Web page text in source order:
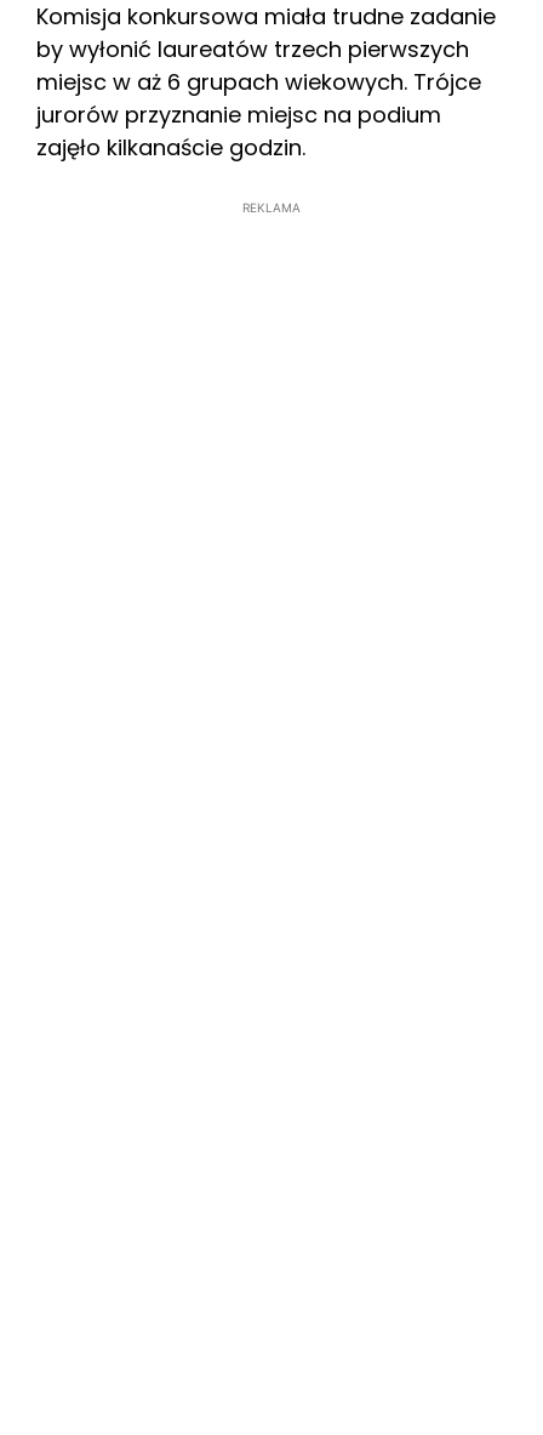
Komisja konkursowa miała trudne zadanie
by wyłonić laureatów trzech pierwszych
miejsc w aż 6 grupach wiekowych. Trójce
jurorów przyznanie miejsc na podium
zajęło kilkanaście godzin.
REKLAMA